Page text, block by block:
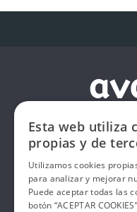
Esta web utiliza
propias y de
Utilizamos cookies
para analizar y mejorar
Puede aceptar todas las
botón “ACEPTAR